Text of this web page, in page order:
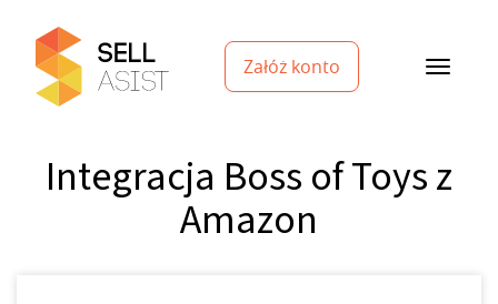
Załóż konto
Integracja Boss of Toys z
Amazon